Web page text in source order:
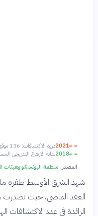
2021ذروة الاكتشافات: 136 موقع
2018بداية الارتفاع التدريجي
المصدر: منظمة اليونسكو وهيئات
شهد الشرق الأوسط طفرة
العقد الماضي، حيث تصدرت
الرائدة في عدد الاكتشافات